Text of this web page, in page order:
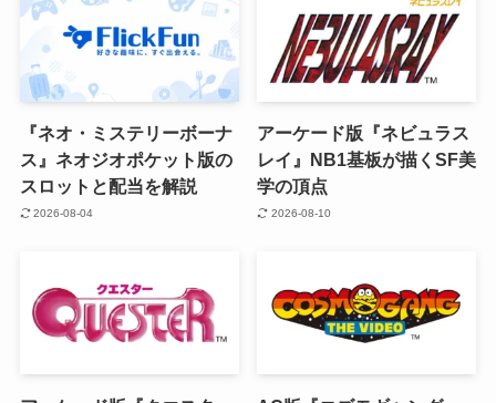
『ネオ・ミステリーボーナ
ス』ネオジオポケット版の
スロットと配当を解説
2026-08-04
アーケード版『ネビュラス
レイ』NB1基板が描くSF美
学の頂点
2026-08-10